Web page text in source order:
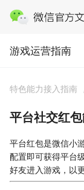
游戏运营指南
游戏运营指南
特色能力接入指南
平台社交红
平台红包是微信小
配置即可获得平台
好友进入游戏，以